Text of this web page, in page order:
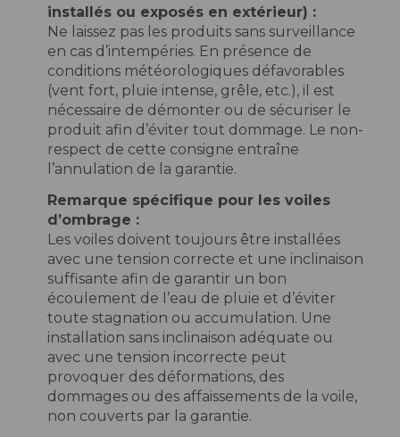
installés ou exposés en extérieur) :
Ne laissez pas les produits sans surveillance
en cas d’intempéries. En présence de
conditions météorologiques défavorables
(vent fort, pluie intense, grêle, etc.), il est
nécessaire de démonter ou de sécuriser le
produit afin d’éviter tout dommage. Le non-
respect de cette consigne entraîne
l’annulation de la garantie.
Remarque spécifique pour les voiles
d’ombrage :
Les voiles doivent toujours être installées
avec une tension correcte et une inclinaison
suffisante afin de garantir un bon
écoulement de l’eau de pluie et d’éviter
toute stagnation ou accumulation. Une
installation sans inclinaison adéquate ou
avec une tension incorrecte peut
provoquer des déformations, des
dommages ou des affaissements de la voile,
non couverts par la garantie.